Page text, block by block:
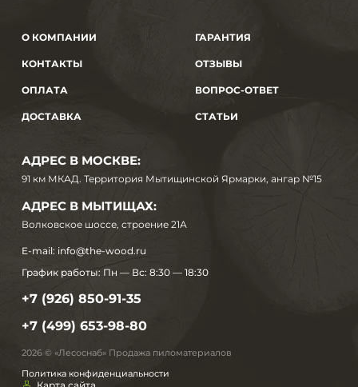
О КОМПАНИИ
КОНТАКТЫ
ОПЛАТА
ДОСТАВКА
ГАРАНТИЯ
ОТЗЫВЫ
ВОПРОС-ОТВЕТ
СТАТЬИ
АДРЕС В МОСКВЕ:
91 км МКАД. Территория Мытищинской Ярмарки, ангар №15
АДРЕС В МЫТИЩАХ:
Волковское шоссе, строение 21А
E-mail: info@the-wood.ru
График работы: Пн — Вс: 8:30 — 18:30
+7 (926) 850-91-35
+7 (499) 653-98-80
2026 © «Лесоснаб» Продажа пиломатериалов
Политика конфиденциальности